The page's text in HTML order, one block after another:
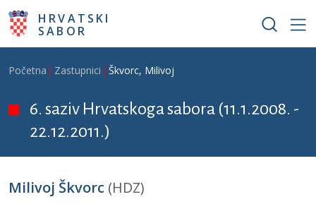
Skoči na glavni sadržaj
HRVATSKI
SABOR
Breadcrumb
Početna Zastupnici Škvorc, Milivoj
6. saziv Hrvatskoga sabora (11.1.2008. -
22.12.2011.)
Milivoj Škvorc (HDZ)